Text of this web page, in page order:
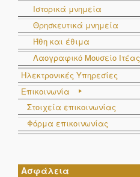
Ιστορικά μνημεία
Θρησκευτικά μνημεία
Ήθη και έθιμα
Λαογραφικό Μουσείο Ιτέας
Ηλεκτρονικές Υπηρεσίες
Επικοινωνία
Στοιχεία επικοινωνίας
Φόρμα επικοινωνίας
Ασφάλεια